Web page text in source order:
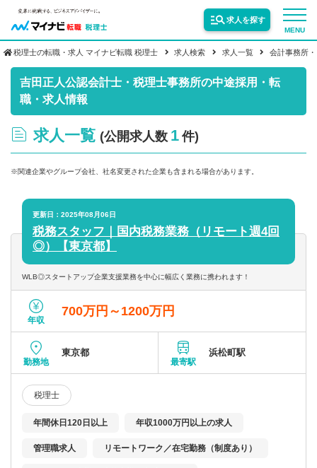
MENU
求人を探す
サービス紹介
業界情報
求人情報
税理士の転職・求人 マイナビ転職 税理士 求人検索 求人一覧 会計事務所
吉田正人公認会計士・税理士事務所の中途採用・転
職・求人情報
求人一覧 (公開求人数 1 件)
※関連企業やグループ会社、社名変更された企業も含まれる場合があります。
更新日：2025年08月06日
税務スタッフ｜国内税務業務（リモート週4回
◎）【東京都】
WLB◎スタートアップ企業支援業務を中心に幅広く業務に携われます！
年収
700万円～1200万円
勤務地
東京都
最寄駅
浜松町駅
税理士
年間休日120日以上 年収1000万円以上の求人
管理職求人 リモートワーク／在宅勤務（制度あり）